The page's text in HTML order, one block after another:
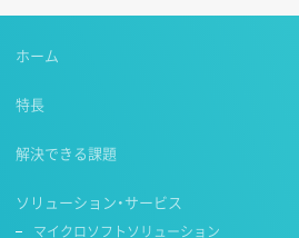
ホーム
特長
解決できる課題
ソリューション・サービス
マイクロソフトソリューション